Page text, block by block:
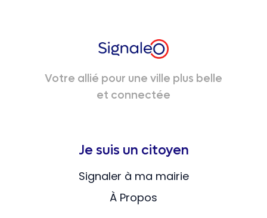
Votre allié pour une ville plus belle
et connectée
Je suis un citoyen
Signaler à ma mairie
À Propos